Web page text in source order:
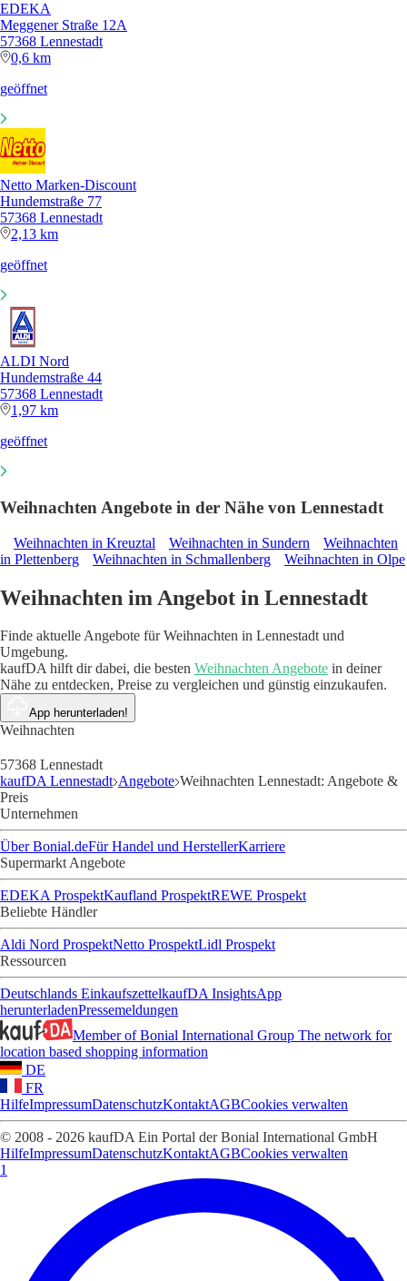
EDEKA
Meggener Straße 12A
57368 Lennestadt
0,6 km
geöffnet
Netto Marken-Discount
Hundemstraße 77
57368 Lennestadt
2,13 km
geöffnet
ALDI Nord
Hundemstraße 44
57368 Lennestadt
1,97 km
geöffnet
Weihnachten Angebote in der Nähe von Lennestadt
Weihnachten in Kreuztal Weihnachten in Sundern
Weihnachten
in Plettenberg
Weihnachten in Schmallenberg Weihnachten in Olpe
Weihnachten im Angebot in Lennestadt
Finde aktuelle Angebote für Weihnachten in Lennestadt und
Umgebung.
kaufDA hilft dir dabei, die besten Weihnachten Angebote in deiner
Nähe zu entdecken, Preise zu vergleichen und günstig einzukaufen.
App herunterladen!
Weihnachten
57368 Lennestadt
kaufDA Lennestadt Angebote Weihnachten Lennestadt: Angebote &
Preis
Unternehmen
Über Bonial.deFür Handel und HerstellerKarriere
Supermarkt Angebote
EDEKA ProspektKaufland ProspektREWE Prospekt
Beliebte Händler
Aldi Nord ProspektNetto ProspektLidl Prospekt
Ressourcen
Deutschlands EinkaufszettelkaufDA InsightsApp
herunterladenPressemeldungen
Member of Bonial International Group The network for
location based shopping information
DE
FR
HilfeImpressumDatenschutzKontaktAGBCookies verwalten
© 2008 - 2026 kaufDA Ein Portal der Bonial International GmbH
HilfeImpressumDatenschutzKontaktAGBCookies verwalten
1